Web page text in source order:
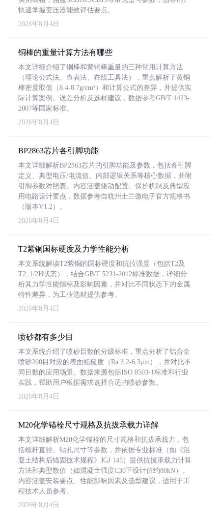
快速掌握变压器能效评估要点。
2026年8月4日
铜棒的重量计算方法有哪些
本文详细介绍了铜棒和黄铜棒重量的三种常用计算方法
（理论公式法、查表法、在线工具法），重点解析了黄铜
棒密度取值（8.4-8.7g/cm³）和计算公式的差异，并提供实
际计算案例、误差分析及选材建议，数据参考GB/T 4423-
2007等国家标准。
2026年8月4日
BP2863芯片各引脚功能
本文详细解析BP2863芯片的引脚功能及参数，包括各引脚
定义、典型电压/电流值、内部逻辑关系等核心数据，并附
引脚参数对照表。内容涵盖驱动配置、保护机制及典型应
用电路设计要点，数据参考自杭州士兰微电子官方规格书
（版本V1.2）。
2026年8月4日
T2紫铜国标硬度及力学性能分析
本文系统解读T2紫铜的国标硬度和抗拉强度（包括T2及
T2_1/2H状态），结合GB/T 5231-2012标准数据，详细分
析其力学性能指标及影响因素，并对比不同状态下的金属
特性差异，为工业选材提供参考。
2026年8月4日
喷砂都有多少目
本文系统介绍了喷砂目数的分级标准，重点分析了铝合金
喷砂200目对应的表面粗糙度（Ra 3.2-6.3μm），并对比不
同目数的应用场景。数据来源包括ISO 8503-1标准和行业
实践，帮助用户根据需求选择合适的喷砂参数。
2026年8月4日
M20化学锚栓尺寸规格及抗拔承载力详解
本文详细解析M20化学锚栓的尺寸规格和抗拔承载力，包
括螺杆直径、钻孔尺寸等参数，并依据专业标准（如《混
凝土结构后锚固技术规程》JGJ 145）提供抗拔承载力计算
方法和典型数值（如混凝土强度C30下设计值约80kN）。
内容涵盖安装要点、性能影响因素及选型建议，适用于工
程技术人员参考。
2026年8月4日